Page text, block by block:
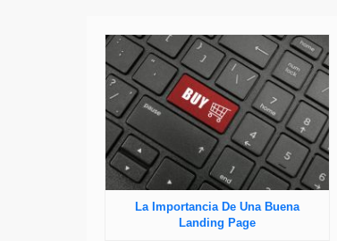
La Importancia De Una Buena
Landing Page